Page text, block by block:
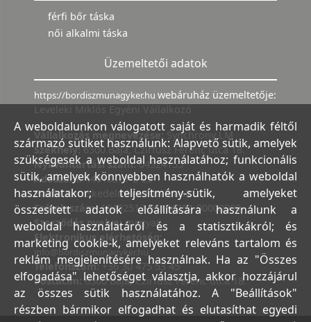
férfi bőr táska
női alkalmi táska
Üzemeltetői adatok
https://bordiszmunagyker.hu webáruház üzemeltetője:
Leveleki Miklós Egyéni Vállalkozó
Vállalkozás megnevezése: Synchrony LM
Székhely:6500 Baja, Czirfusz Ferenc utca 18.
Nyilvántartási szám:04524155
Adószám:44018371-2-23
Bank:Kereskedelmi és Hitelbank
Számlaszám:10402513-25154254-00000000
Szerződés nyelve:magyar
Elektronikus elérhetőség:
info@bordiszmunagyker.hu
Telefonszám: +36 30 475 53 45
Postacím:6500 Baja, Czirfusz Ferenc utca 18.
A weboldalunkon válogatott saját és harmadik féltől
származó sütiket használunk: Alapvető sütik, amelyek
szükségesek a weboldal használatához; funkcionális
sütik, amelyek könnyebben használhatók a weboldal
használatakor; teljesítmény-sütik, amelyeket
összesített adatok előállítására használunk a
weboldal használatáról és a statisztikákról; és
marketing cookie-k, amelyeket releváns tartalom és
reklám megjelenítésére használnak. Ha az "Összes
elfogadása" lehetőséget választja, akkor hozzájárul
az összes sütik használatához. A "Beállítások"
részben bármikor elfogadhat és elutasíthat egyedi